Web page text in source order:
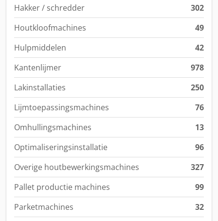
Hakker / schredder
302
Houtkloofmachines
49
Hulpmiddelen
42
Kantenlijmer
978
Lakinstallaties
250
Lijmtoepassingsmachines
76
Omhullingsmachines
13
Optimaliseringsinstallatie
96
Overige houtbewerkingsmachines
327
Pallet productie machines
99
Parketmachines
32